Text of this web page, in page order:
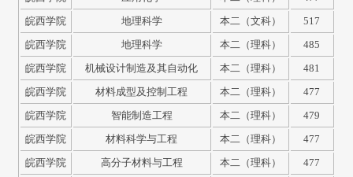
皖西学院
地理科学 本二（文科）
517
皖西学院
地理科学 本二（理科）
485
皖西学院
机械设计制造及其自动化 本二（理科）
481
皖西学院
材料成型及控制工程 本二（理科）
477
皖西学院
智能制造工程 本二（理科）
479
皖西学院
材料科学与工程 本二（理科）
477
皖西学院
高分子材料与工程 本二（理科）
477